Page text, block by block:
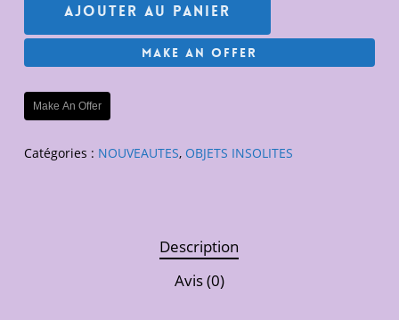
Ajouter Au Panier
Make An Offer
Make An Offer
Catégories : NOUVEAUTES, OBJETS INSOLITES
Description
Avis (0)